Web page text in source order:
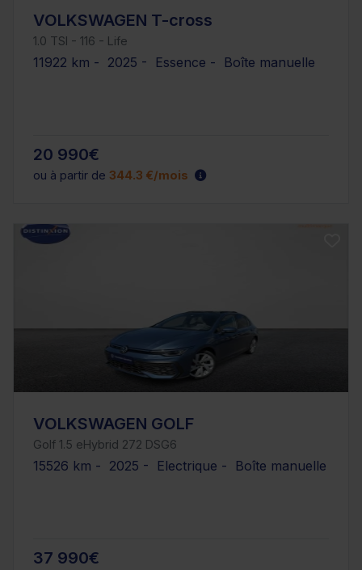
VOLKSWAGEN T-cross
1.0 TSI - 116 - Life
11922 km - 2025 - Essence - Boîte manuelle
20 990€
ou à partir de 344.3 €/mois
VOLKSWAGEN GOLF
Golf 1.5 eHybrid 272 DSG6
15526 km - 2025 - Electrique - Boîte manuelle
37 990€